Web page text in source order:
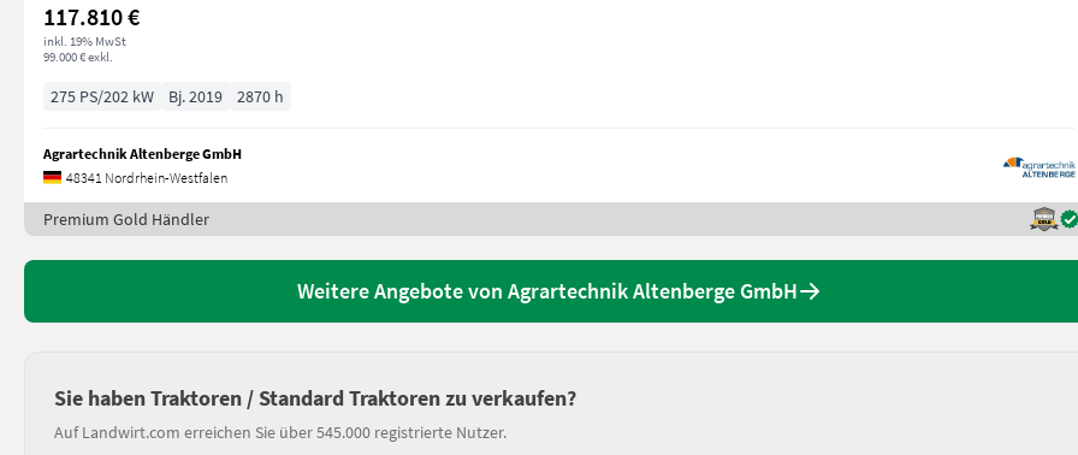
117.810 €
inkl. 19% MwSt
99.000 € exkl.
275 PS/202 kW Bj. 2019 2870 h
Agrartechnik Altenberge GmbH
48341 Nordrhein-Westfalen
Premium Gold Händler
Weitere Angebote von Agrartechnik Altenberge GmbH
Sie haben Traktoren / Standard Traktoren zu verkaufen?
Auf Landwirt.com erreichen Sie über 545.000 registrierte Nutzer.